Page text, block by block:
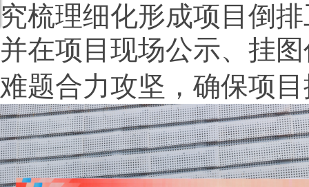
究梳理细化形成项目倒
并在项目现场公示、挂
难题合力攻坚，确保项